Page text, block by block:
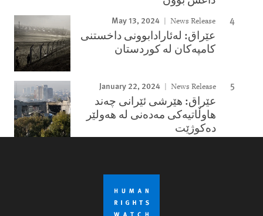
May 13, 2024 News Release
عێراق: لەئارادابوونى داخستنى
کامپەکان لە کوردستان
January 22, 2024 News Release
عێراق: هێرشی ئێرانی چەند
هاوڵاتیەکی مەدەنی لە هەولێر
دەکوژێت